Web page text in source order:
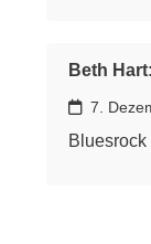
Beth
7.